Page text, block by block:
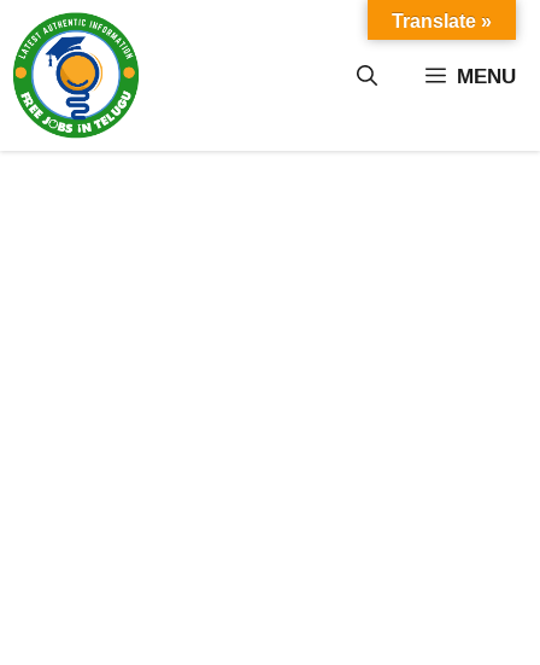
content MENU
Translate »